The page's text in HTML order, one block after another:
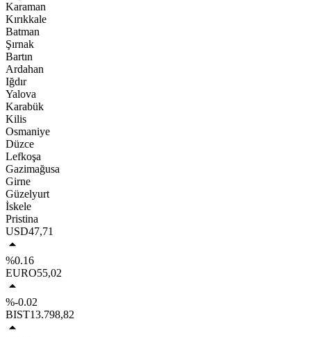
Karaman
Kırıkkale
Batman
Şırnak
Bartın
Ardahan
Iğdır
Yalova
Karabük
Kilis
Osmaniye
Düzce
Lefkoşa
Gazimağusa
Girne
Güzelyurt
İskele
Pristina
USD47,71
%0.16
EURO55,02
%-0.02
BIST13.798,82